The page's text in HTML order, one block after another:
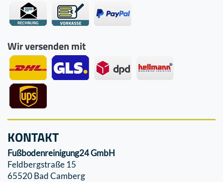
Wir versenden mit
KONTAKT
Fußbodenreinigung24 GmbH
Feldbergstraße 15
65520 Bad Camberg